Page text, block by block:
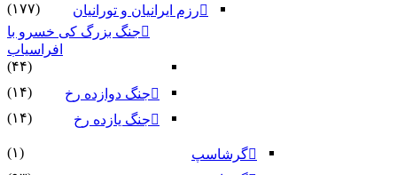
رزم ایرانیان و تورانیان
(۱۷۷)
جنگ بزرگ کی خسرو با
افراسیاب
(۴۴)
جنگ دوازده رخ
(۱۴)
جنگ یازده رخ
(۱۴)
گرشاسپ
(۱)